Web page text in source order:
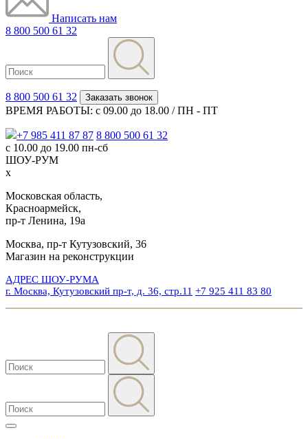
Написать нам
8 800 500 61 32
8 800 500 61 32 Заказать звонок
ВРЕМЯ РАБОТЫ: с 09.00 до 18.00 / ПН - ПТ
+7 985 411 87 87 8 800 500 61 32
с 10.00 до 19.00 пн-сб
ШОУ-РУМ
x
Московская область,
Красноармейск,
пр-т Ленина, 19а
Москва, пр-т Кутузовский, 36
Магазин на реконструкции
АДРЕС ШОУ-РУМА
г. Москва, Кутузовский пр-т, д. 36, стр.11 +7 925 411 83 80